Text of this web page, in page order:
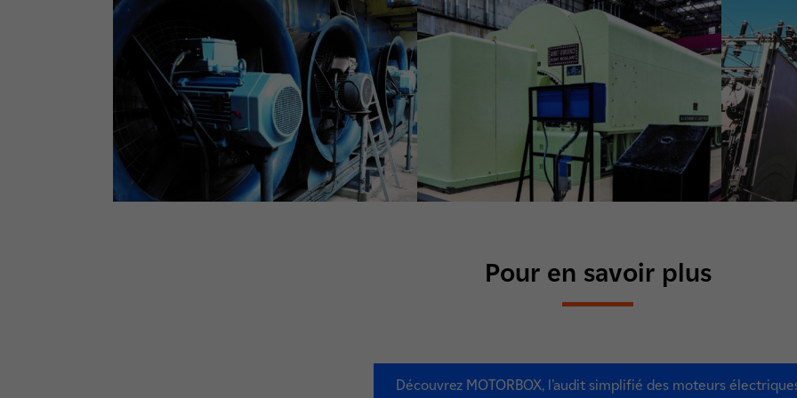
Pour en savoir plus
Découvrez MOTORBOX, l’audit simplifié des moteurs